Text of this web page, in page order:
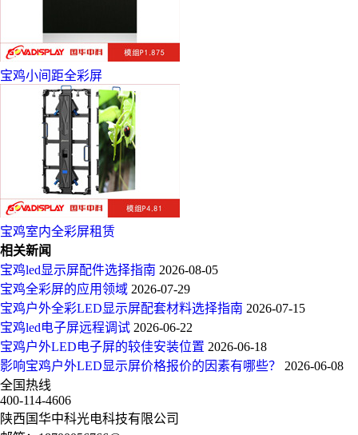
宝鸡小间距全彩屏
宝鸡室内全彩屏租赁
相关新闻
宝鸡led显示屏配件选择指南 2026-08-05
宝鸡全彩屏的应用领域 2026-07-29
宝鸡户外全彩LED显示屏配套材料选择指南 2026-07-15
宝鸡led电子屏远程调试 2026-06-22
宝鸡户外LED电子屏的较佳安装位置 2026-06-18
影响宝鸡户外LED显示屏价格报价的因素有哪些？ 2026-06-08
全国热线
400-114-4606
陕西国华中科光电科技有限公司